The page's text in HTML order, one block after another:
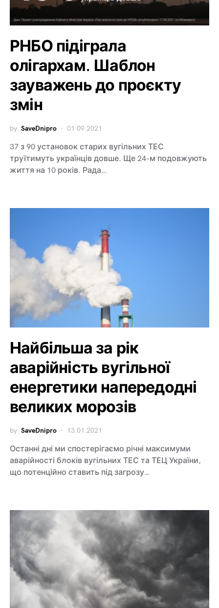
РНБО підіграла
олігархам. Шаблон
зауважень до проєкту
змін
by SaveDnipro 01.09.2021
37 з 90 установок старих вугільних ТЕС
труїтимуть українців довше. Ще 24-м подовжують
життя на 10 років. Рада…
Найбільша за рік
аварійність вугільної
енергетики напередодні
великих морозів
by SaveDnipro 13.01.2021
Останні дні ми спостерігаємо річні максимуми
аварійності блоків вугільних ТЕС та ТЕЦ України,
що потенційно ставить під загрозу…